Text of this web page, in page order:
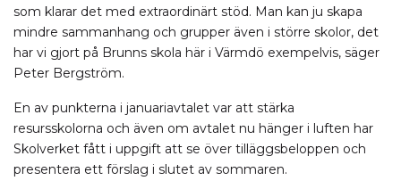
som klarar det med extraordinärt stöd. Man kan ju skapa
mindre sammanhang och grupper även i större skolor, det
har vi gjort på Brunns skola här i Värmdö exempelvis, säger
Peter Bergström.
En av punkterna i januariavtalet var att stärka
resursskolorna och även om avtalet nu hänger i luften har
Skolverket fått i uppgift att se över tilläggsbeloppen och
presentera ett förslag i slutet av sommaren.